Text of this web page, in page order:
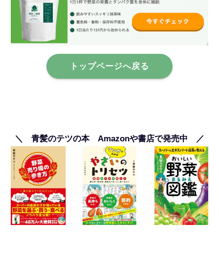
トップページへ戻る
＼ 青髪のテツの本 Amazonや書店で発売中 ／